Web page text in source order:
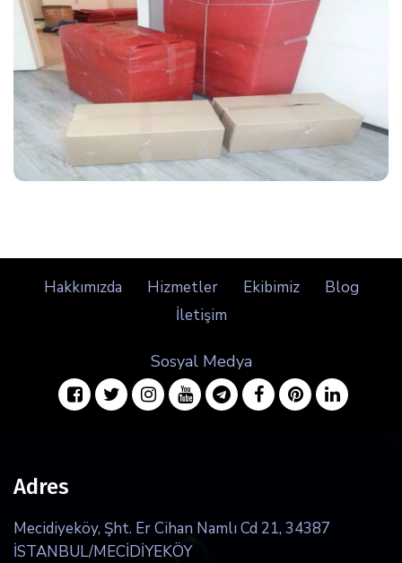
Hakkımızda Hizmetler Ekibimiz
Blog
İletişim
Sosyal Medya
facebook
twitterinstagram
youtubetelegramfacebookpinterestlinkedin
Adres
Mecidiyeköy, Şht. Er Cihan Namlı Cd 21, 34387
İSTANBUL/MECİDİYEKÖY